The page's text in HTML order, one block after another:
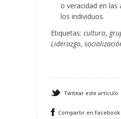
o veracidad en las
los individuos.
Etiquetas: cultura,
Liderazgo,
Twitear este artículo
Compartir en Facebook